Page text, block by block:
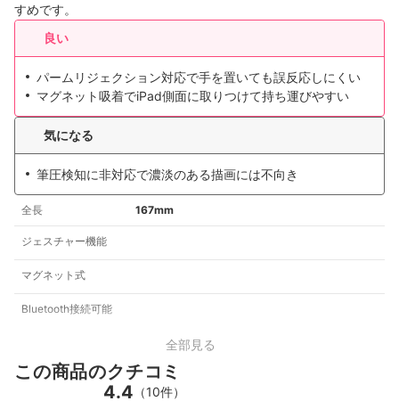
すめです。
良い
パームリジェクション対応で手を置いても誤反応しにくい
マグネット吸着でiPad側面に取りつけて持ち運びやすい
気になる
筆圧検知に非対応で濃淡のある描画には不向き
全長 167mm
ジェスチャー機能
マグネット式
Bluetooth接続可能
全部見る
この商品のクチコミ
4.4 （10件）